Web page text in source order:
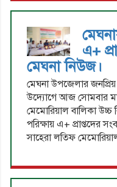
এ+
মেঘনা নিউজ।
মেঘনা উপজেলার
উদ্যোগে আজ সোমবার
মেমোরিয়াল বালিকা
পরিক্ষায় এ+ প্রাপ্তদের
সাহেরা লতিফ